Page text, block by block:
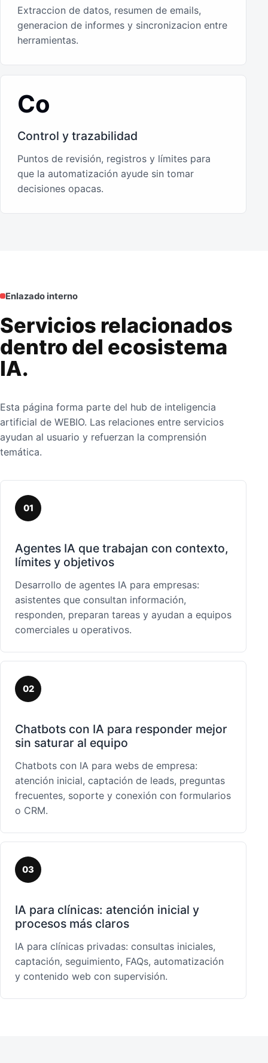
Extraccion de datos, resumen de emails,
generacion de informes y sincronizacion entre
herramientas.
Co
Control y trazabilidad
Puntos de revisión, registros y límites para
que la automatización ayude sin tomar
decisiones opacas.
Enlazado interno
Servicios relacionados
dentro del ecosistema
IA.
Esta página forma parte del hub de inteligencia
artificial de WEBIO. Las relaciones entre servicios
ayudan al usuario y refuerzan la comprensión
temática.
01
Agentes IA que trabajan con contexto,
límites y objetivos
Desarrollo de agentes IA para empresas:
asistentes que consultan información,
responden, preparan tareas y ayudan a equipos
comerciales u operativos.
02
Chatbots con IA para responder mejor
sin saturar al equipo
Chatbots con IA para webs de empresa:
atención inicial, captación de leads, preguntas
frecuentes, soporte y conexión con formularios
o CRM.
03
IA para clínicas: atención inicial y
procesos más claros
IA para clínicas privadas: consultas iniciales,
captación, seguimiento, FAQs, automatización
y contenido web con supervisión.